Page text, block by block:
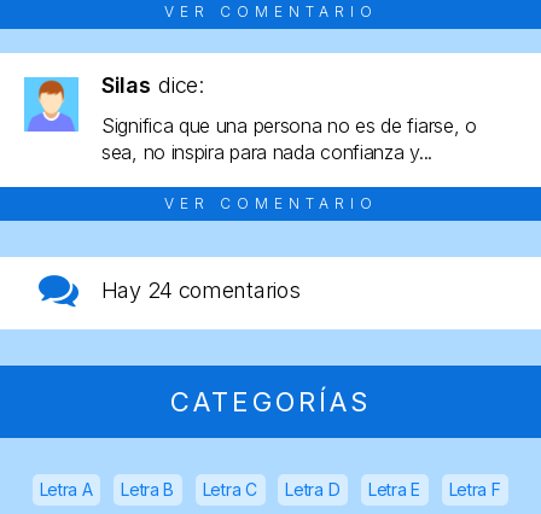
VER COMENTARIO
Silas dice:
Significa que una persona no es de fiarse, o
sea, no inspira para nada confianza y...
VER COMENTARIO
Hay 24 comentarios
CATEGORÍAS
Letra A Letra B Letra C Letra D Letra E Letra F